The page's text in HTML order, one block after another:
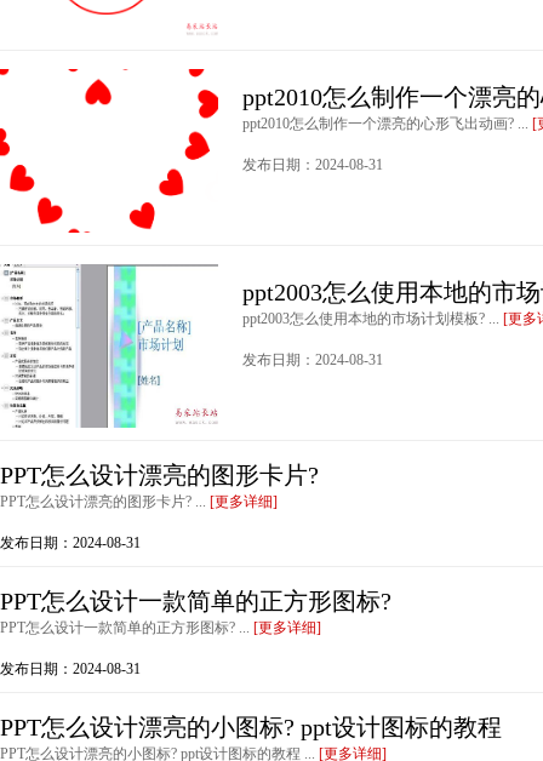
ppt2010怎么制作一个漂亮
ppt2010怎么制作一个漂亮的心形飞出动画? ... [
发布日期：2024-08-31
ppt2003怎么使用本地的市
ppt2003怎么使用本地的市场计划模板? ... [更多
发布日期：2024-08-31
PPT怎么设计漂亮的图形卡片?
PPT怎么设计漂亮的图形卡片? ... [更多详细]
发布日期：2024-08-31
PPT怎么设计一款简单的正方形图标?
PPT怎么设计一款简单的正方形图标? ... [更多详细]
发布日期：2024-08-31
PPT怎么设计漂亮的小图标? ppt设计图标的教程
PPT怎么设计漂亮的小图标? ppt设计图标的教程 ... [更多详细]